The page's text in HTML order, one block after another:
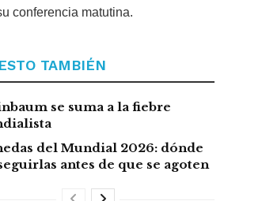
conferencia matutina.
TAMBIÉN
se suma a la fiebre
del Mundial 2026: dónde
antes de que se agoten